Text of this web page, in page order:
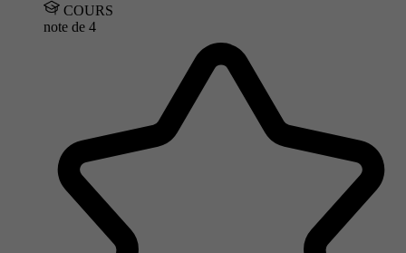
COURS
note de 4